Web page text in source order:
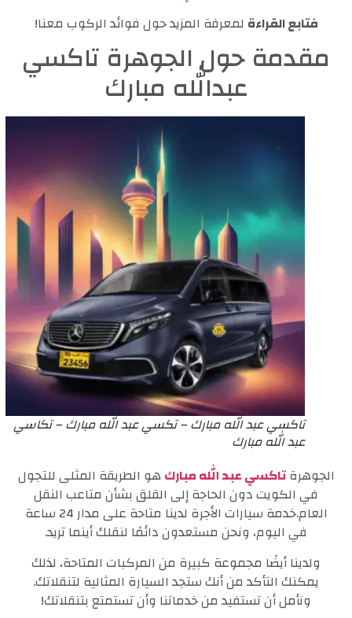
فتابع القراءة لمعرفة المزيد حول فوائد الركوب معنا!
مقدمة حول الجوهرة تاكسي
عبدالله مبارك
تاكسي عبد الله مبارك – تكسي عبد الله مبارك – تكاسي
عبد الله مبارك
الجوهرةتاكسي عبد الله مباركهو الطريقة المثلى للتجول
في الكويت دون الحاجة إلى القلق بشأن متاعب النقل
العام.خدمة سيارات الأجرة لدينا متاحة على مدار 24 ساعة
في اليوم، ونحن مستعدون دائمًا لنقلك أينما تريد.
ولدينا أيضًا مجموعة كبيرة من المركبات المتاحة، لذلك
يمكنك التأكد من أنك ستجد السيارة المثالية لتنقلاتك.
ونأمل أن تستفيد من خدماتنا وأن تستمتع بتنقلاتك!